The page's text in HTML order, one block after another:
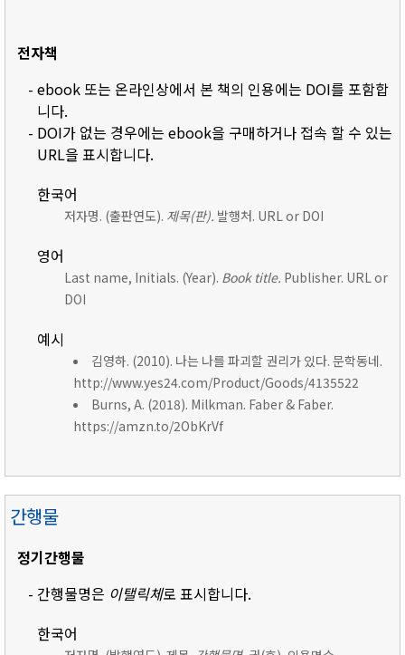
전자책
- ebook 또는 온라인상에서 본 책의 인용에는 DOI를 포함합
니다.
- DOI가 없는 경우에는 ebook을 구매하거나 접속 할 수 있는
URL을 표시합니다.
한국어
저자명. (출판연도). 제목(판). 발행처. URL or DOI
영어
Last name, Initials. (Year). Book title. Publisher. URL or
DOI
예시
김영하. (2010). 나는 나를 파괴할 권리가 있다. 문학동네.
http://www.yes24.com/Product/Goods/4135522
Burns, A. (2018). Milkman. Faber & Faber.
https://amzn.to/2ObKrVf
간행물
정기간행물
- 간행물명은 이탤릭체로 표시합니다.
한국어